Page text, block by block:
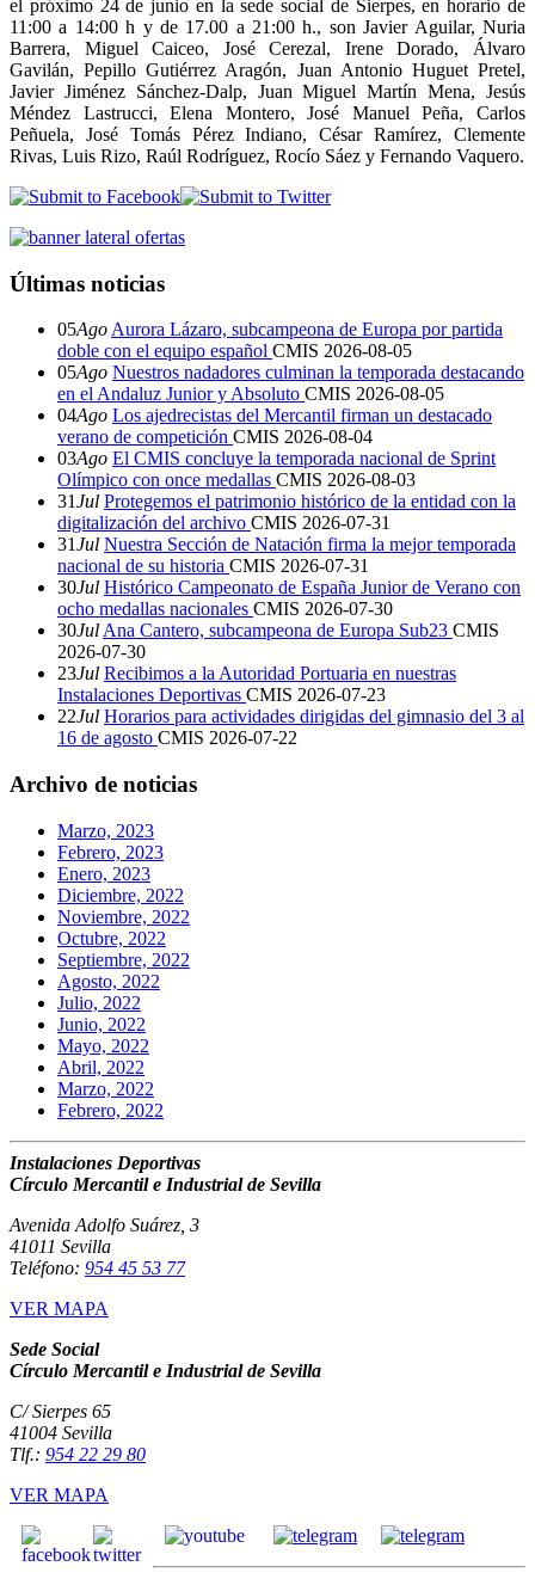
el próximo 24 de junio en la sede social de Sierpes, en horario de
11:00 a 14:00 h y de 17.00 a 21:00 h., son Javier Aguilar, Nuria
Barrera, Miguel Caiceo, José Cerezal, Irene Dorado, Álvaro
Gavilán, Pepillo Gutiérrez Aragón, Juan Antonio Huguet Pretel,
Javier Jiménez Sánchez-Dalp, Juan Miguel Martín Mena, Jesús
Méndez Lastrucci, Elena Montero, José Manuel Peña, Carlos
Peñuela, José Tomás Pérez Indiano, César Ramírez, Clemente
Rivas, Luis Rizo, Raúl Rodríguez, Rocío Sáez y Fernando Vaquero.
Últimas noticias
05Ago Aurora Lázaro, subcampeona de Europa por partida
doble con el equipo español CMIS 2026-08-05
05Ago Nuestros nadadores culminan la temporada destacando
en el Andaluz Junior y Absoluto CMIS 2026-08-05
04Ago Los ajedrecistas del Mercantil firman un destacado
verano de competición CMIS 2026-08-04
03Ago El CMIS concluye la temporada nacional de Sprint
Olímpico con once medallas CMIS 2026-08-03
31Jul Protegemos el patrimonio histórico de la entidad con la
digitalización del archivo CMIS 2026-07-31
31Jul Nuestra Sección de Natación firma la mejor temporada
nacional de su historia CMIS 2026-07-31
30Jul Histórico Campeonato de España Junior de Verano con
ocho medallas nacionales CMIS 2026-07-30
30Jul Ana Cantero, subcampeona de Europa Sub23 CMIS
2026-07-30
23Jul Recibimos a la Autoridad Portuaria en nuestras
Instalaciones Deportivas CMIS 2026-07-23
22Jul Horarios para actividades dirigidas del gimnasio del 3 al
16 de agosto CMIS 2026-07-22
Archivo de noticias
Marzo, 2023
Febrero, 2023
Enero, 2023
Diciembre, 2022
Noviembre, 2022
Octubre, 2022
Septiembre, 2022
Agosto, 2022
Julio, 2022
Junio, 2022
Mayo, 2022
Abril, 2022
Marzo, 2022
Febrero, 2022
Instalaciones Deportivas
Círculo Mercantil e Industrial de Sevilla
Avenida Adolfo Suárez, 3
41011 Sevilla
Teléfono: 954 45 53 77
VER MAPA
Sede Social
Círculo Mercantil e Industrial de Sevilla
C/ Sierpes 65
41004 Sevilla
Tlf.: 954 22 29 80
VER MAPA